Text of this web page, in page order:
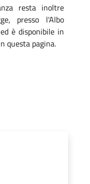
resta inoltre
presso l'Albo
è disponibile in
questa pagina.